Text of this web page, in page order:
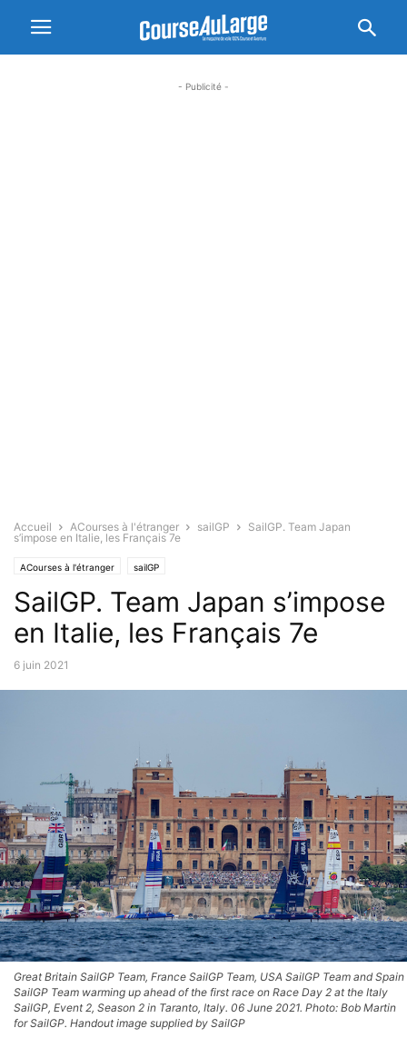
- Publicité -
Accueil ACourses à l'étranger sailGP
SailGP. Team Japan
s’impose en Italie, les Français 7e
ACourses à l'étranger sailGP
SailGP. Team Japan s’impose
en Italie, les Français 7e
6 juin 2021
Great Britain SailGP Team, France SailGP Team, USA SailGP Team and Spain
SailGP Team warming up ahead of the first race on Race Day 2 at the Italy
SailGP, Event 2, Season 2 in Taranto, Italy. 06 June 2021. Photo: Bob Martin
for SailGP. Handout image supplied by SailGP